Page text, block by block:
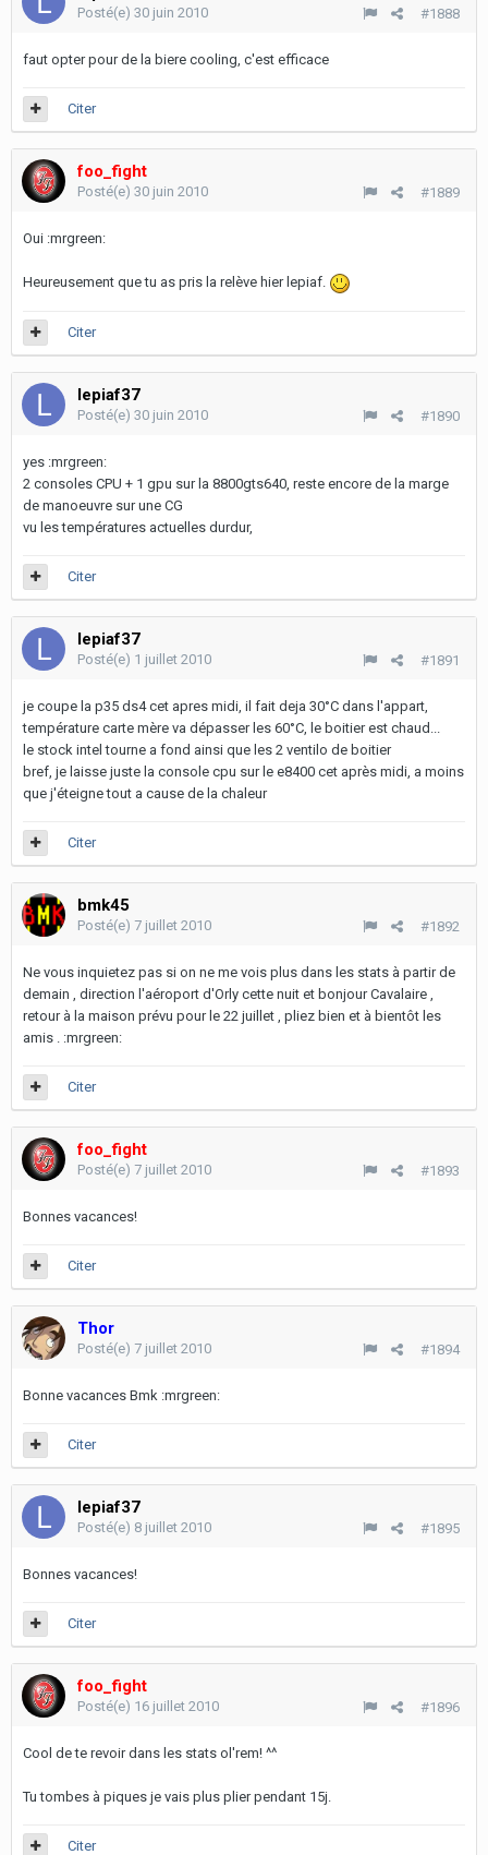
#1888
Posté(e) 30 juin 2010
faut opter pour de la biere cooling, c'est efficace
Citer
foo_fight
#1889
Posté(e) 30 juin 2010
Oui :mrgreen:
Heureusement que tu as pris la relève hier lepiaf.
Citer
lepiaf37
#1890
Posté(e) 30 juin 2010
yes :mrgreen:
2 consoles CPU + 1 gpu sur la 8800gts640, reste encore de la marge
de manoeuvre sur une CG
vu les températures actuelles durdur,
Citer
lepiaf37
#1891
Posté(e) 1 juillet 2010
je coupe la p35 ds4 cet apres midi, il fait deja 30°C dans l'appart,
température carte mère va dépasser les 60°C, le boitier est chaud...
le stock intel tourne a fond ainsi que les 2 ventilo de boitier
bref, je laisse juste la console cpu sur le e8400 cet après midi, a moins
que j'éteigne tout a cause de la chaleur
Citer
bmk45
#1892
Posté(e) 7 juillet 2010
Ne vous inquietez pas si on ne me vois plus dans les stats à partir de
demain , direction l'aéroport d'Orly cette nuit et bonjour Cavalaire ,
retour à la maison prévu pour le 22 juillet , pliez bien et à bientôt les
amis . :mrgreen:
Citer
foo_fight
#1893
Posté(e) 7 juillet 2010
Bonnes vacances!
Citer
Thor
#1894
Posté(e) 7 juillet 2010
Bonne vacances Bmk :mrgreen:
Citer
lepiaf37
#1895
Posté(e) 8 juillet 2010
Bonnes vacances!
Citer
foo_fight
#1896
Posté(e) 16 juillet 2010
Cool de te revoir dans les stats ol'rem! ^^
Tu tombes à piques je vais plus plier pendant 15j.
Citer